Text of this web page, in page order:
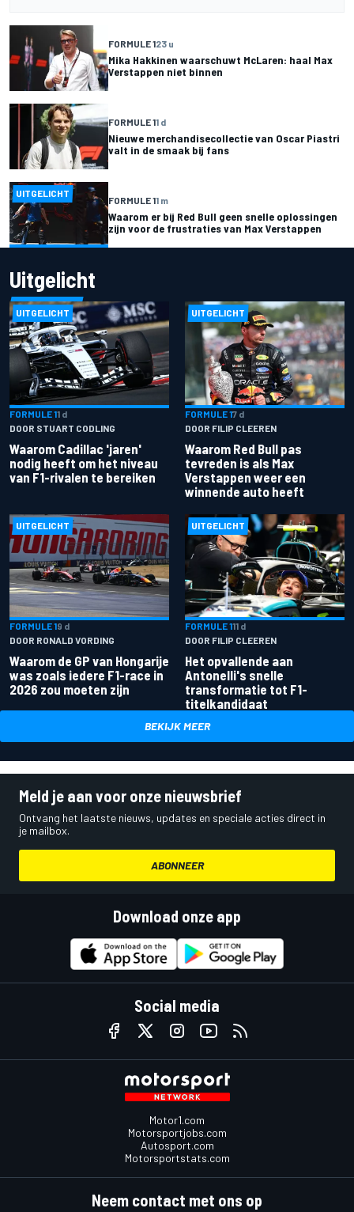
FORMULE 123 u
Mika Hakkinen waarschuwt McLaren: haal Max
Verstappen niet binnen
FORMULE 11 d
Nieuwe merchandisecollectie van Oscar Piastri
valt in de smaak bij fans
UITGELICHT
FORMULE 11 m
Waarom er bij Red Bull geen snelle oplossingen
zijn voor de frustraties van Max Verstappen
Uitgelicht
UITGELICHT
FORMULE 11 d
DOOR STUART CODLING
Waarom Cadillac 'jaren'
nodig heeft om het niveau
van F1-rivalen te bereiken
UITGELICHT
FORMULE 17 d
DOOR FILIP CLEEREN
Waarom Red Bull pas
tevreden is als Max
Verstappen weer een
winnende auto heeft
UITGELICHT
FORMULE 19 d
DOOR RONALD VORDING
Waarom de GP van Hongarije
was zoals iedere F1-race in
2026 zou moeten zijn
UITGELICHT
FORMULE 111 d
DOOR FILIP CLEEREN
Het opvallende aan
Antonelli's snelle
transformatie tot F1-
titelkandidaat
BEKIJK MEER
Meld je aan voor onze nieuwsbrief
Ontvang het laatste nieuws, updates en speciale acties direct in
je mailbox.
ABONNEER
Download onze app
Social media
Motor1.com
Motorsportjobs.com
Autosport.com
Motorsportstats.com
Neem contact met ons op